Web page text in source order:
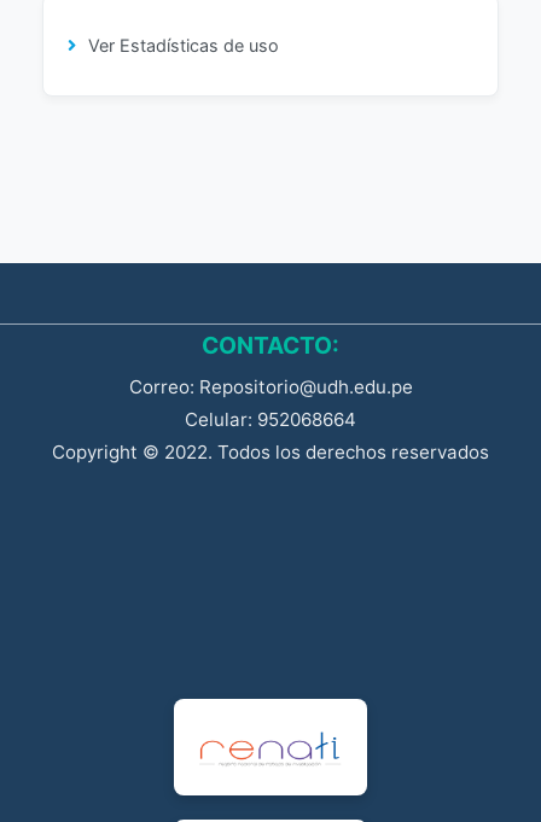
Ver Estadísticas de uso
CONTACTO:
Correo: Repositorio@udh.edu.pe
Celular: 952068664
Copyright © 2022. Todos los derechos reservados